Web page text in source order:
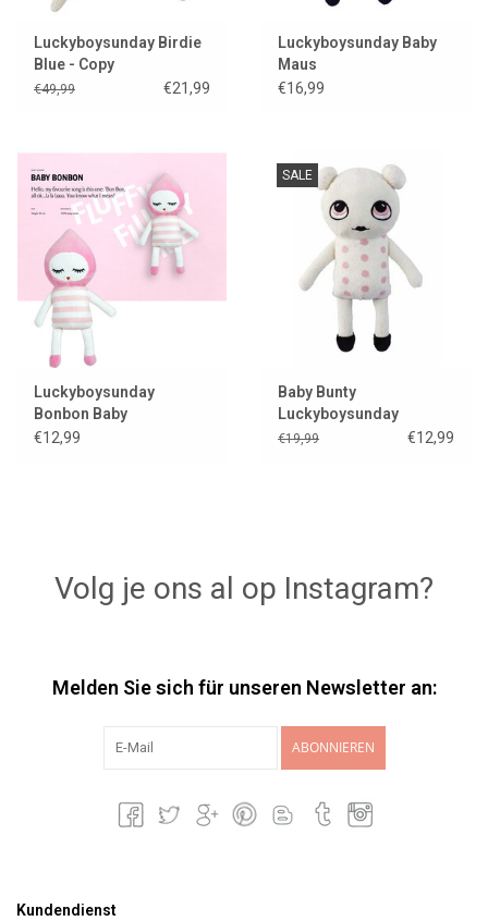
Luckyboysunday Birdie
Blue - Copy
€49,99 €21,99
Luckyboysunday Baby
Maus
€16,99
Luckyboysunday
Bonbon Baby
€12,99
SALE
Baby Bunty
Luckyboysunday
€19,99 €12,99
Volg je ons al op Instagram?
Melden Sie sich für unseren Newsletter an:
ABONNIEREN
Kundendienst